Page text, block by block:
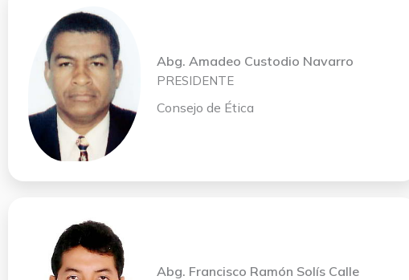
Abg. Amadeo Custodio Navarro
PRESIDENTE
Consejo de Ética
Abg. Francisco Ramón Solís Calle